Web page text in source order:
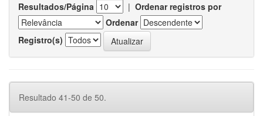
Resultados/Página | Ordenar registros por
Ordenar
Registro(s)
Resultado 41-50 de 50.